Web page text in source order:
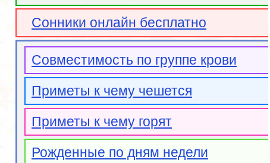
Сонники онлайн бесплатно
Совместимость по группе крови
Приметы к чему чешется
Приметы к чему горят
Рожденные по дням недели